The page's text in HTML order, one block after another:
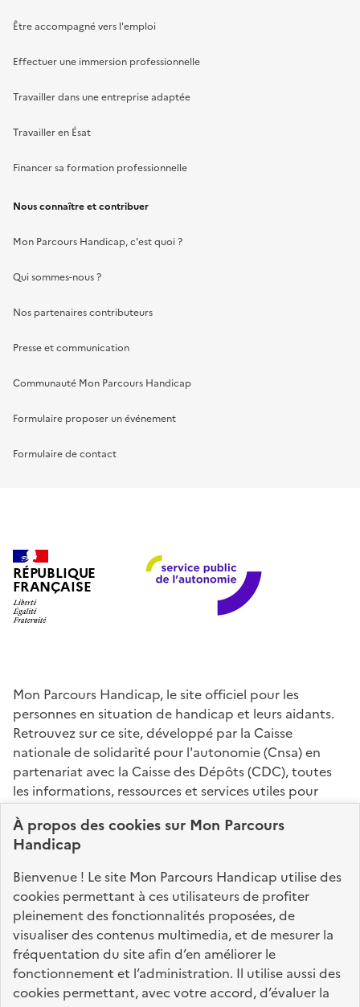
À propos descookiessur Mon Parcours
Handicap
Bienvenue ! Le site Mon Parcours Handicap utilise des
cookies permettant à ces utilisateurs de profiter
pleinement des fonctionnalités proposées, de
visualiser des contenus multimedia, et de mesurer la
fréquentation du site afin d’en améliorer le
fonctionnement et l’administration. Il utilise aussi des
cookies permettant, avec votre accord, d’évaluer la
Être accompagné vers l'emploi
Effectuer une immersion professionnelle
Travailler dans une entreprise adaptée
Travailler en Ésat
Financer sa formation professionnelle
Nous connaître et contribuer
Mon Parcours Handicap, c'est quoi ?
Qui sommes-nous ?
Nos partenaires contributeurs
Presse et communication
Communauté Mon Parcours Handicap
Formulaire proposer un événement
Formulaire de contact
RÉPUBLIQUE
FRANÇAISE
Mon Parcours Handicap, le site officiel pour les
personnes en situation de handicap et leurs aidants.
Retrouvez sur ce site, développé par la Caisse
nationale de solidarité pour l'autonomie (Cnsa) en
partenariat avec la Caisse des Dépôts (CDC), toutes
les informations, ressources et services utiles pour
connaître vos droits, effectuer vos démarches,
identifier vos interlocuteurs.
Nos sites partenaires
info.gouv.fr service-public.fr legifrance.gouv.fr
data.gouv.fr
Nos partenaires